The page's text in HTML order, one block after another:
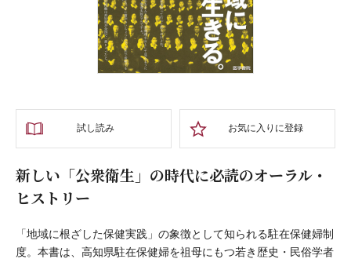
試し読み お気に入りに登録
新しい「公衆衛生」の時代に必読のオーラル・
ヒストリー
「地域に根ざした保健実践」の象徴として知られる駐在保健婦制
度。本書は、高知県駐在保健婦を祖母にもつ若き歴史・民俗学者